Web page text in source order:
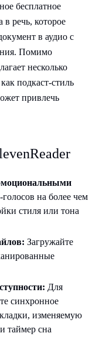
бесплатное
в речь, которое
в аудио с
Помимо
несколько
подкаст-стиль
привлечь
на более чем
стиля или тона
Загружайте
Для
синхронное
изменяемую
таймер сна